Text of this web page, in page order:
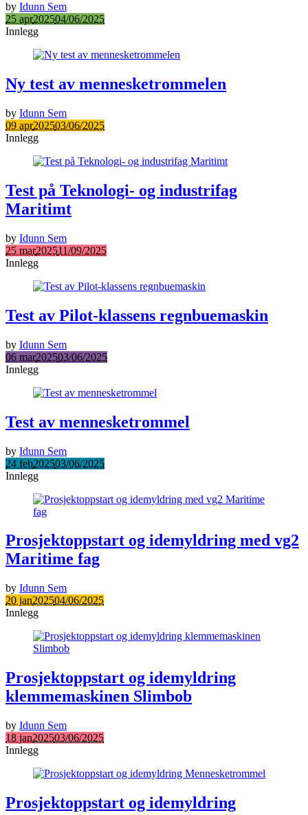
by Idunn Sem
25 apr202504/06/2025
Innlegg
Ny test av mennesketrommelen
by Idunn Sem
09 apr202503/06/2025
Innlegg
Test på Teknologi- og industrifag
Maritimt
by Idunn Sem
25 mar202511/09/2025
Innlegg
Test av Pilot-klassens regnbuemaskin
by Idunn Sem
06 mar202503/06/2025
Innlegg
Test av mennesketrommel
by Idunn Sem
24 feb202503/06/2025
Innlegg
Prosjektoppstart og idemyldring med vg2
Maritime fag
by Idunn Sem
20 jan202504/06/2025
Innlegg
Prosjektoppstart og idemyldring
klemmemaskinen Slimbob
by Idunn Sem
18 jan202503/06/2025
Innlegg
Prosjektoppstart og idemyldring